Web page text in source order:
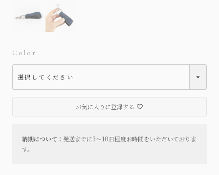
納期について： 発送までに3～10日程度お時間をいただいておりま
す。
Color
お気に入りに登録する